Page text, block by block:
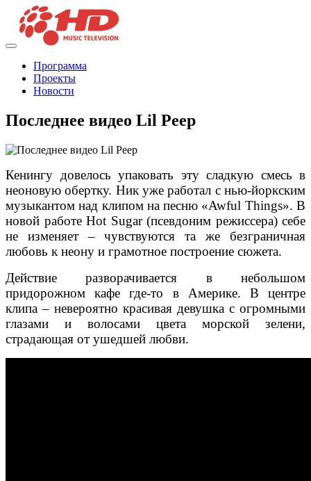
Программа
Проекты
Новости
Последнее видео Lil Peep
Кенингу довелось упаковать эту сладкую смесь в
неоновую обертку. Ник уже работал с нью-йоркским
музыкантом над клипом на песню «Awful Things». В
новой работе Hot Sugar (псевдоним режиссера) себе
не изменяет – чувствуются та же безграничная
любовь к неону и грамотное построение сюжета.
Действие разворачивается в небольшом
придорожном кафе где-то в Америке. В центре
клипа – невероятно красивая девушка с огромными
глазами и волосами цвета морской зелени,
страдающая от ушедшей любви.